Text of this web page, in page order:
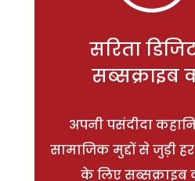
सरिता
सब्सक्राइब
अपनी पसंदीदा
सामाजिक मुद्दों से जुड़ी
के लिए सब्सक्राइब